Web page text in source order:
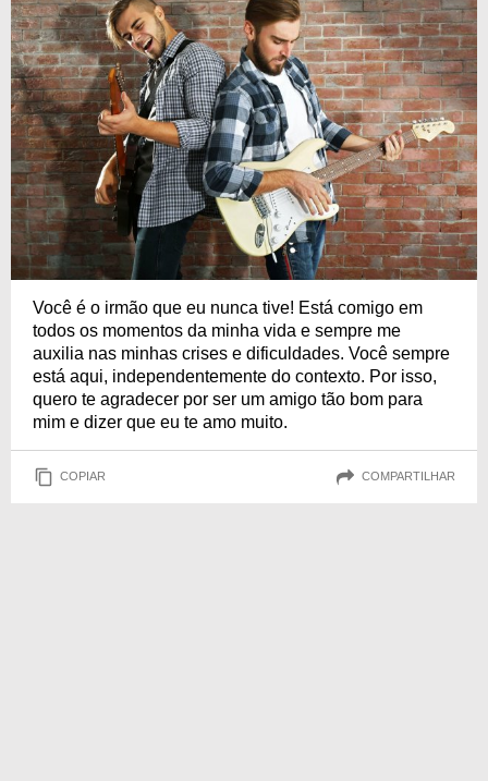
Você é o irmão que eu nunca tive! Está comigo em
todos os momentos da minha vida e sempre me
auxilia nas minhas crises e dificuldades. Você sempre
está aqui, independentemente do contexto. Por isso,
quero te agradecer por ser um amigo tão bom para
mim e dizer que eu te amo muito.
COPIAR COMPARTILHAR